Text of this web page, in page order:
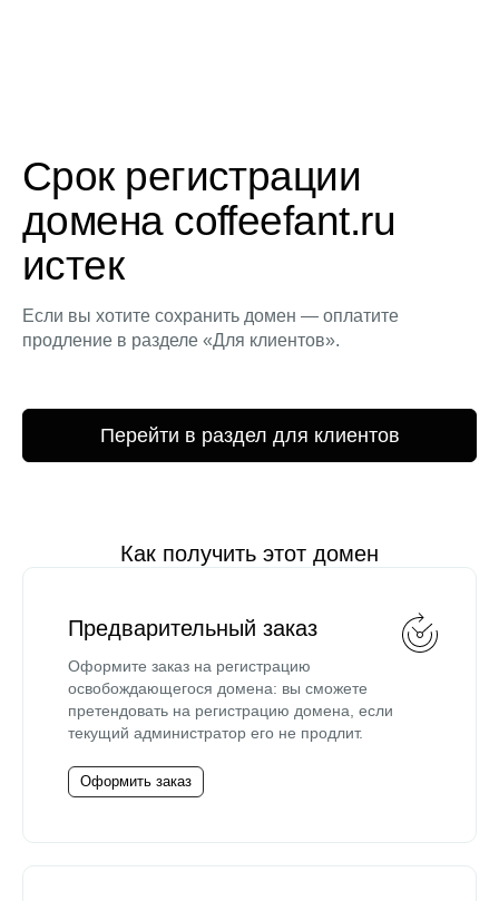
Срок регистрации
домена coffeefant.ru
истек
Если вы хотите сохранить домен — оплатите
продление в разделе «Для клиентов».
Перейти в раздел для клиентов
Как получить этот домен
Предварительный заказ
Оформите заказ на регистрацию
освобождающегося домена: вы сможете
претендовать на регистрацию домена, если
текущий администратор его не продлит.
Оформить заказ